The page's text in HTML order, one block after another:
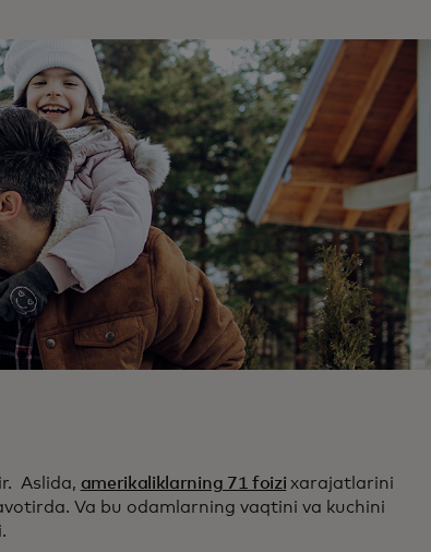
Aslida, amerikaliklarning 71 foizi xarajatlarini
Va bu odamlarning vaqtini va kuchini